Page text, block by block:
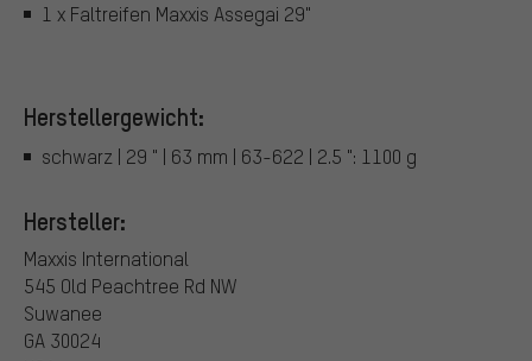
1 x Faltreifen Maxxis Assegai 29"
Herstellergewicht:
schwarz | 29 " | 63 mm | 63-622 | 2.5 ": 1100 g
Hersteller:
Maxxis International
545 Old Peachtree Rd NW
Suwanee
GA 30024